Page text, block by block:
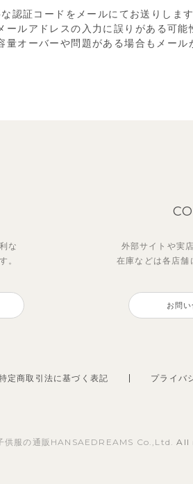
認証コードをメールにてお送りします
ールアドレスの入力に誤りがある可能
量オーバーや問題がある場合もメール
な
。
外部サイトや実
在庫などは各店舗
お問
定商取引法に基づく表記 プライバ
供服の通販HANSAEDREAMS Co.,Ltd.All